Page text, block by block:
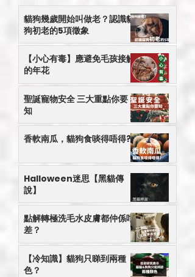
識貓狗初老的5項徵象
貓狗幾歲開始叫做老？認識貓
狗初老的5項徵象
【小心有毒】應避免毛孩接觸
的年花
聖誕寵物安全 三大重點你要
知
香軟南瓜，貓狗食啖得唔得?
Halloween迷思【黑貓傳
說】
點解轉極洗毛水皮膚都仲係咁
差？
【冷知識】貓狗只睇到兩種
色？